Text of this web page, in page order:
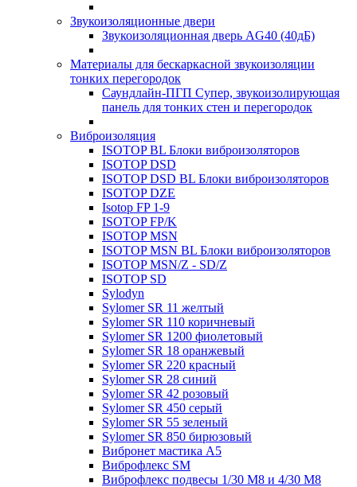
Звукоизоляционные двери
Звукоизоляционная дверь AG40 (40дБ)
Материалы для бескаркасной звукоизоляции
тонких перегородок
Саундлайн-ПГП Супер, звукоизолирующая
панель для тонких стен и перегородок
Виброизоляция
ISOTOP BL Блоки виброизоляторов
ISOTOP DSD
ISOTOP DSD BL Блоки виброизоляторов
ISOTOP DZE
Isotop FP 1-9
ISOTOP FP/K
ISOTOP MSN
ISOTOP MSN BL Блоки виброизоляторов
ISOTOP MSN/Z - SD/Z
ISOTOP SD
Sylodyn
Sylomer SR 11 желтый
Sylomer SR 110 коричневый
Sylomer SR 1200 фиолетовый
Sylomer SR 18 оранжевый
Sylomer SR 220 красный
Sylomer SR 28 синий
Sylomer SR 42 розовый
Sylomer SR 450 серый
Sylomer SR 55 зеленый
Sylomer SR 850 бирюзовый
Вибронет мастика А5
Виброфлекс SM
Виброфлекс подвесы 1/30 М8 и 4/30 М8